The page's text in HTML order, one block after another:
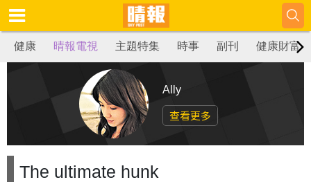
健康 晴報電視 主題特集 時事 副刊 健康財富
Ally
查看更多
The ultimate hunk